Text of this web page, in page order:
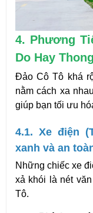
4. Phương
Do Hay
Đảo Cô Tô khá
nằm cách xa
giúp bạn tối ưu
4.1. Xe điện
xanh và an
Những chiếc xe
xả khói là nét
Tô.